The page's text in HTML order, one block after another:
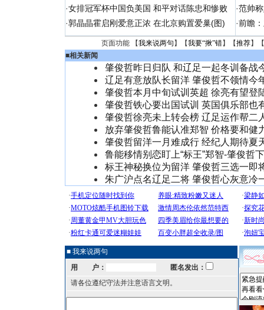
·女排冠军杯中国负美国 和平对话陈忠和惨败
·郭晶晶霍启刚爱意正浓 在北京购置爱巢(图)
·范帅
·前瞻
页面功能 【我来说两句 】【我要“揪”错】【推荐】
■相关新闻
肇俊哲昨日归队 和辽足一起冬训备战
辽足有意放队长留洋 肇俊哲不领情今
肇俊哲本月中旬试训英超 徐亮有望登
肇俊哲铁心要出国试训 英国俱乐部也
肇俊哲徐亮未上转会榜 辽足运作帮二
放弃肇俊哲鲁能认准郑智 价格要和健
肇俊哲留洋一月难成行 经纪人期待夏
鲁能移情别恋盯上“标王”郑智-肇俊哲
标王神秘换位为留洋 肇俊哲三选一即
朱广沪点名辽足二将 肇俊哲心灰意冷
■ 我来说两句
用 户：
匿名发出：
请各位遵纪守法并注意语言文明。